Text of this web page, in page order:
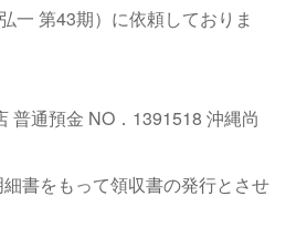
一 第43期）に依頼しておりま
普通預金 NO．1391518 沖縄尚
書をもって領収書の発行とさせ